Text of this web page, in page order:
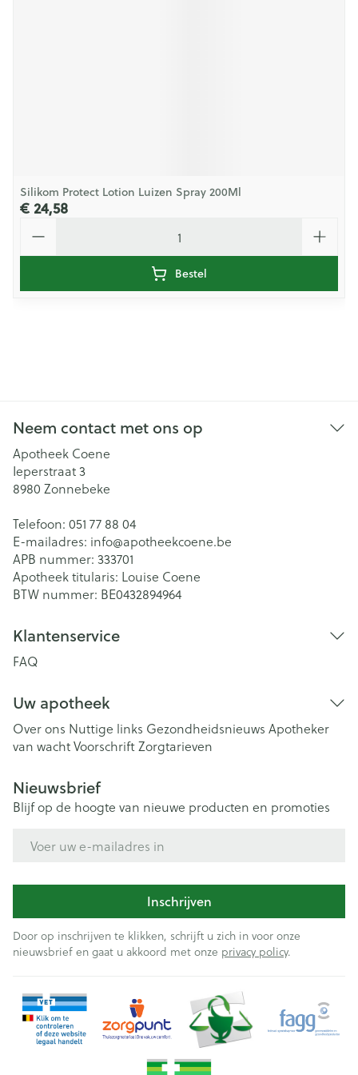
Silikom Protect Lotion Luizen Spray 200Ml
€ 24,58
Bestel
Neem contact met ons op
Apotheek Coene
Ieperstraat 3
8980 Zonnebeke
Telefoon: 051 77 88 04
E-mailadres: info@apotheekcoene.be
APB nummer: 333701
Apotheek titularis: Louise Coene
BTW nummer: BE0432894964
Klantenservice
FAQ
Uw apotheek
Over ons Nuttige links Gezondheidsnieuws Apotheker
van wachtVoorschriftZorgtarieven
Nieuwsbrief
Blijf op de hoogte van nieuwe producten en promoties
Inschrijven
Door op inschrijven te klikken, schrijft u zich in voor onze
nieuwsbrief en gaat u akkoord met onze privacy policy.